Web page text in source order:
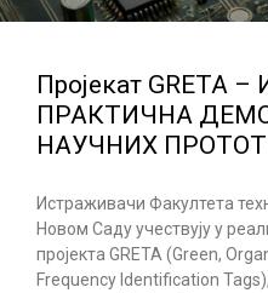
Пројекат GRETA
ПРАКТИЧНА
НАУЧНИХ
Истраживачи Факултета
Новом Саду учествују у
пројекта GRETA (Green,
Frequency Identification